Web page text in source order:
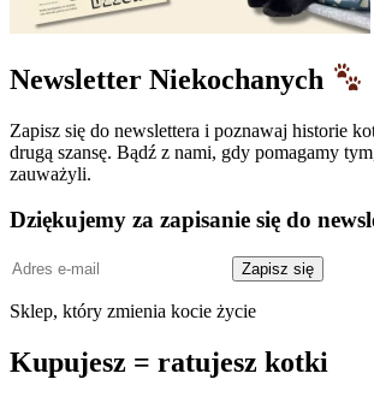
Newsletter Niekochanych
Zapisz się do newslettera i poznawaj historie
drugą szansę. Bądź z nami, gdy pomagamy
zauważyli.
Dziękujemy za zapisanie się do
Adres
mail
Zapisz się
Sklep, który zmienia kocie życie
Kupujesz = ratujesz kotki